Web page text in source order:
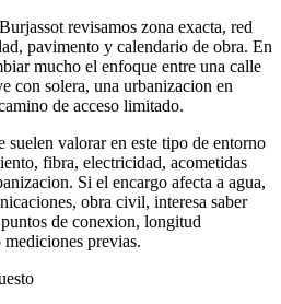
revisamos zona exacta, red
pavimento y calendario de obra. En
mucho el enfoque entre una calle
con solera, una urbanizacion en
de acceso limitado.
suelen valorar en este tipo de entorno
fibra, electricidad, acometidas
Si el encargo afecta a agua,
obra civil, interesa saber
de conexion, longitud
previas.